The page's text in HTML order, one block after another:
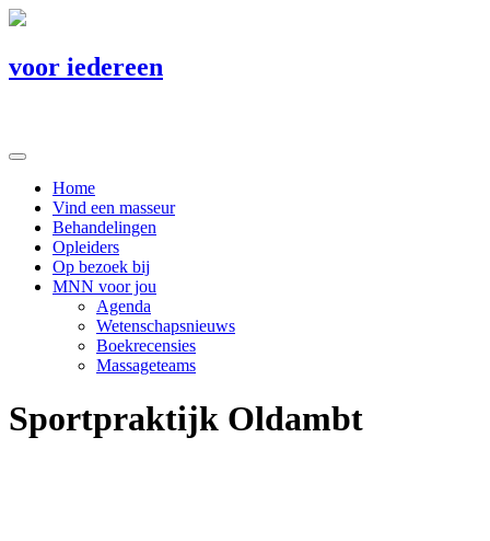
voor iedereen
Home
Vind een masseur
Behandelingen
Opleiders
Op bezoek bij
MNN voor jou
Agenda
Wetenschapsnieuws
Boekrecensies
Massageteams
Sportpraktijk Oldambt